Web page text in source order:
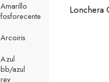
Amarillo
fosforecente
Arcoiris
Azul
bb/azul
rey